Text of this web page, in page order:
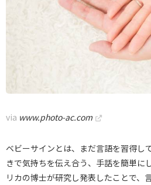
via www.photo-ac.com
ベビーサインとは、まだ言語を習得し
きで気持ちを伝え合う、手話を簡単に
リカの博士が研究し発表したことで、